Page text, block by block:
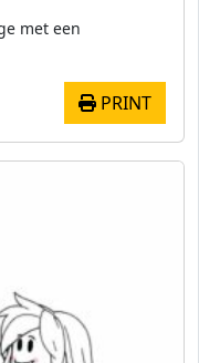
met een
PRINT